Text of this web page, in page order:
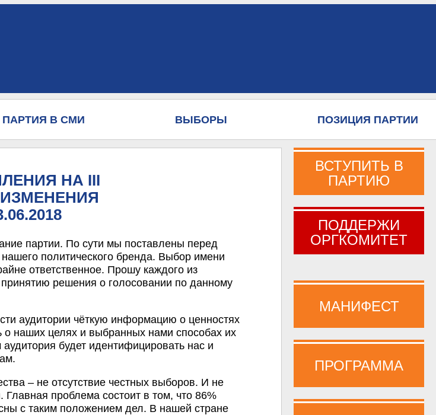
ПАРТИЯ В СМИ ВЫБОРЫ ПОЗИЦИЯ ПАРТИИ
НА III
партии. По сути мы поставлены перед
политического бренда. Выбор имени
ответственное. Прошу каждого из
решения о голосовании по данному
аудитории чёткую информацию о ценностях
о наших целях и выбранных нами способах их
будет идентифицировать нас и
– не отсутствие честных выборов. И не
Главная проблема состоит в том, что 86%
с таким положением дел. В нашей стране
ВСТУПИТЬ В
ПАРТИЮ
ПОДДЕРЖИ
ОРГКОМИТЕТ
МАНИФЕСТ
ПРОГРАММА